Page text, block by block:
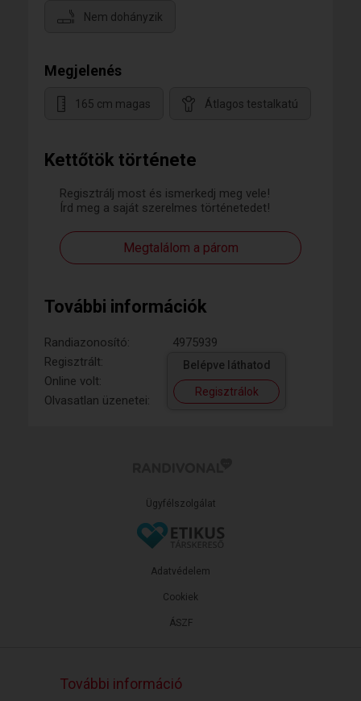
Kettőtök története
Regisztrálj most és ismerkedj meg vele!
Írd meg a saját szerelmes történetedet!
Megtalálom a párom
További információk
Randiazonosító:
4975939
Regisztrált:
Online volt:
Olvasatlan üzenetei:
Belépve láthatod
Regisztrálok
Nem dohányzik
Megjelenés
165 cm magas Átlagos testalkatú
Ügyfélszolgálat
ÁSZF
Adatvédelem
Cookiek
További információ